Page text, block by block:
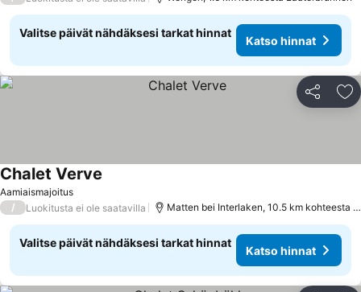
Valitse päivät nähdäksesi tarkat hinnat
Katso hinnat
Jaa
Aamiaismajoitus
Chalet Verve
/ Luokitusta ei ole saatavilla Matten bei Interlaken, 10.5 km kohteesta Lauterbrunnen
Valitse päivät nähdäksesi tarkat hinnat
Katso hinnat